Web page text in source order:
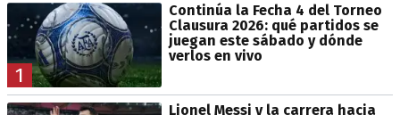
1
Continúa la Fecha 4 del Torneo
Clausura 2026: qué partidos se
juegan este sábado y dónde
verlos en vivo
Lionel Messi y la carrera hacia